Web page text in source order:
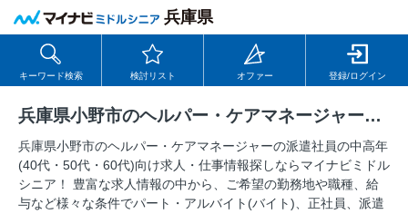
兵庫県
キーワード検索 検討リスト オファー 登録/ログイン
兵庫県小野市のヘルパー・ケアマネージャーの派遣社員の求人
兵庫県小野市のヘルパー・ケアマネージャーの派遣社員の中⾼年
(40代・50代・60代)向け求⼈・仕事情報探しならマイナビミドル
シニア！ 豊富な求人情報の中から、ご希望の勤務地や職種、給
与など様々な条件でパート・アルバイト(バイト)、正社員、派遣